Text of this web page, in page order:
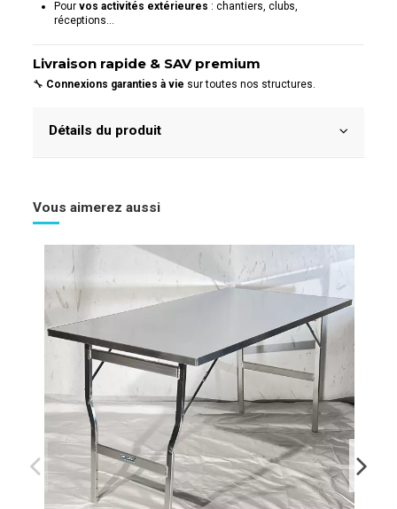
Pourvos activités extérieures : chantiers, clubs,
réceptions…
Livraison rapide & SAV premium
🔧 Connexions garanties à vie sur toutes nos structures.
Détails du produit
Vous aimerez aussi